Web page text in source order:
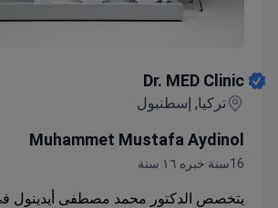
Dr. MED Clinic
تركيا, إسطنبول
Muhammet Mustafa Aydinol
16سنة خبره ١٦ سنة
يتخصص الدكتور محمد مصطفى أيدينول